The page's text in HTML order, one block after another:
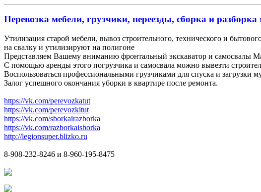
Перевозка мебели, грузчики, переезды, сборка и
Утилизация старой мебели, вывоз строительного, технического и
на свалку и утилизируют на полигоне
Представляем Вашему вниманию фронтальный экскаватор и самосвалы
С помощью аренды этого погрузчика и самосвала можно вывезти
Воспользоваться профессиональными грузчиками для спуска и загрузки
Залог успешного окончания уборки в квартире после ремонта.
https://vk.com/perevozkatut
https://vk.com/perevozkitut
https://vk.com/sborkairazborka
https://vk.com/razborkaisborka
http://legionsuper.blizko.ru
8-908-232-8246 и 8-960-195-8475